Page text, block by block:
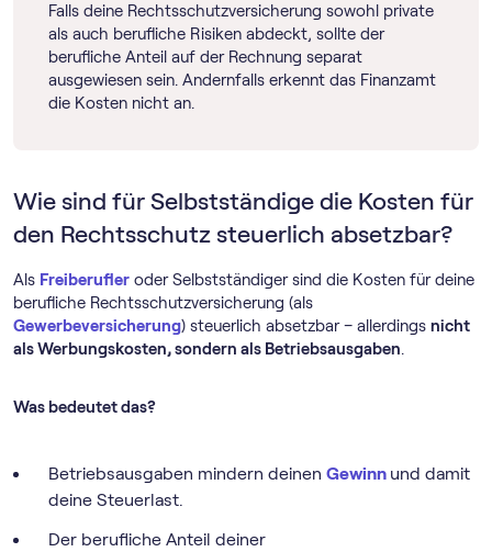
Falls deine Rechtsschutzversicherung sowohl private
als auch berufliche Risiken abdeckt, sollte der
berufliche Anteil auf der Rechnung separat
ausgewiesen sein. Andernfalls erkennt das Finanzamt
die Kosten nicht an.
Wie sind für Selbstständige die Kosten für
den Rechtsschutz steuerlich absetzbar?
Als Freiberufler oder Selbstständiger sind die Kosten für deine
berufliche Rechtsschutzversicherung (als
Gewerbeversicherung) steuerlich absetzbar – allerdings nicht
als Werbungskosten, sondern als Betriebsausgaben.
Was bedeutet das?
Betriebsausgaben mindern deinen Gewinn und damit
deine Steuerlast.
Der berufliche Anteil deiner